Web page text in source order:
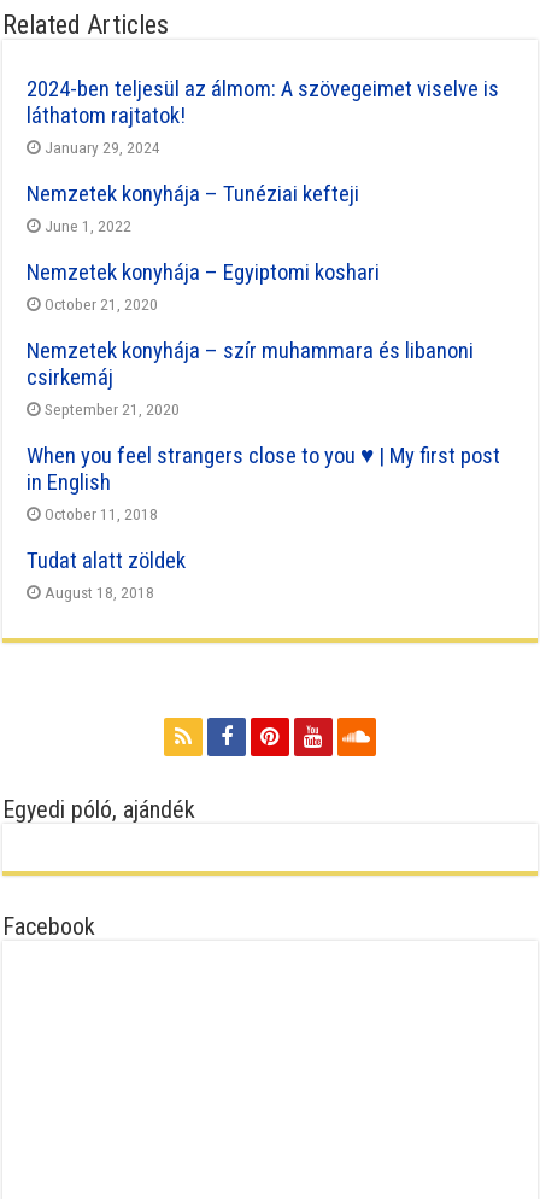
Related Articles
2024-ben teljesül az álmom: A szövegeimet viselve is
láthatom rajtatok!
January 29, 2024
Nemzetek konyhája – Tunéziai kefteji
June 1, 2022
Nemzetek konyhája – Egyiptomi koshari
October 21, 2020
Nemzetek konyhája – szír muhammara és libanoni
csirkemáj
September 21, 2020
When you feel strangers close to you ♥ | My first post
in English
October 11, 2018
Tudat alatt zöldek
August 18, 2018
Egyedi póló, ajándék
Facebook